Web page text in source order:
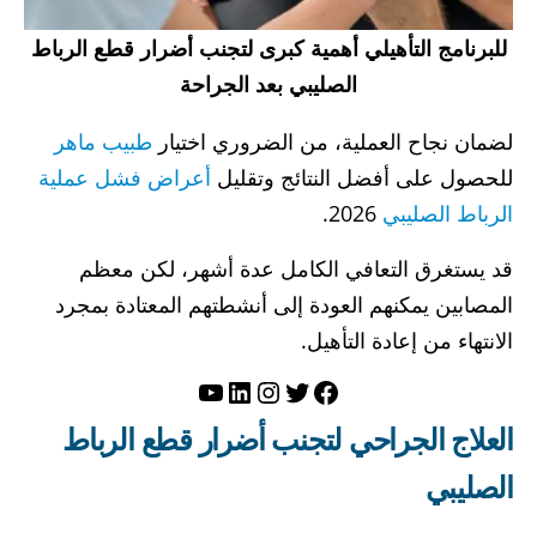
للبرنامج التأهيلي أهمية كبرى لتجنب أضرار قطع الرباط
الصليبي بعد الجراحة
لضمان نجاح العملية، من الضروري اختيار طبيب ماهر
للحصول على أفضل النتائج وتقليل أعراض فشل عملية
الرباط الصليبي
قد يستغرق التعافي الكامل عدة أشهر، لكن معظم
المصابين يمكنهم العودة إلى أنشطتهم المعتادة بمجرد
الانتهاء من إعادة التأهيل.
فيسبوك
تويترإنستجرام
لينكد إنيوتيوب
العلاج الجراحي لتجنب أضرار قطع الرباط
الصليبي